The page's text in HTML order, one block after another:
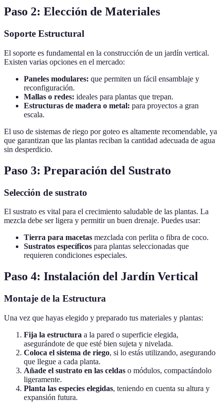
Paso 2: Elección de Materiales
Soporte Estructural
El soporte es fundamental en la construcción de un jardín vertical.
Existen varias opciones en el mercado:
Paneles modulares: que permiten un fácil ensamblaje y
reconfiguración.
Mallas o redes: ideales para plantas que trepan.
Estructuras de madera o metal: para proyectos a gran
escala.
El uso de sistemas de riego por goteo es altamente recomendable, ya
que garantizan que las plantas reciban la cantidad adecuada de agua
sin desperdicio.
Paso 3: Preparación del Sustrato
Selección de sustrato
El sustrato es vital para el crecimiento saludable de las plantas. La
mezcla debe ser ligera y permitir un buen drenaje. Puedes usar:
Tierra para macetas mezclada con perlita o fibra de coco.
Sustratos específicos para plantas seleccionadas que
requieren condiciones especiales.
Paso 4: Instalación del Jardín Vertical
Montaje de la Estructura
Una vez que hayas elegido y preparado tus materiales y plantas:
Fija la estructura a la pared o superficie elegida,
asegurándote de que esté bien sujeta y nivelada.
Coloca el sistema de riego, si lo estás utilizando, asegurando
que llegue a cada planta.
Añade el sustrato en las celdas o módulos, compactándolo
ligeramente.
Planta las especies elegidas, teniendo en cuenta su altura y
expansión futura.